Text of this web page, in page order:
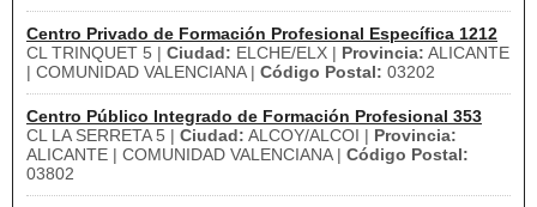
Centro Privado de Formación Profesional Específica 1212
CL TRINQUET 5 | Ciudad: ELCHE/ELX | Provincia: ALICANTE
| COMUNIDAD VALENCIANA | Código Postal: 03202
Centro Público Integrado de Formación Profesional 353
CL LA SERRETA 5 | Ciudad: ALCOY/ALCOI | Provincia:
ALICANTE | COMUNIDAD VALENCIANA | Código Postal:
03802